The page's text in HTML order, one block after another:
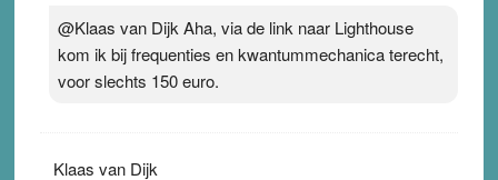
@Klaas van Dijk Aha, via de link naar Lighthouse
kom ik bij frequenties en kwantummechanica terecht,
voor slechts 150 euro.
Klaas van Dijk